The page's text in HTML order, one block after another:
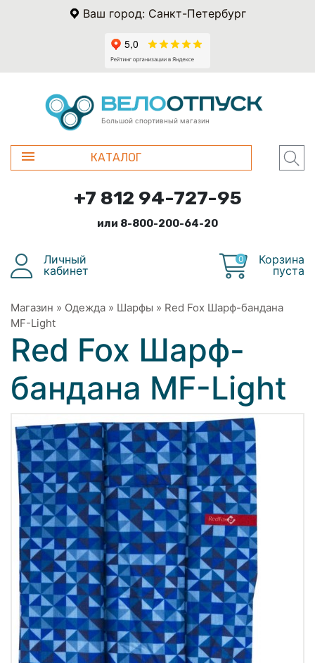
Ваш город: Санкт-Петербург
Большой спортивный магазин
КАТАЛОГ
+7 812 94-727-95
или 8-800-200-64-20
Личный
кабинет
0
Корзина
пуста
Магазин » Одежда » Шарфы » Red Fox Шарф-бандана
MF-Light
Red Fox Шарф-
бандана MF-Light